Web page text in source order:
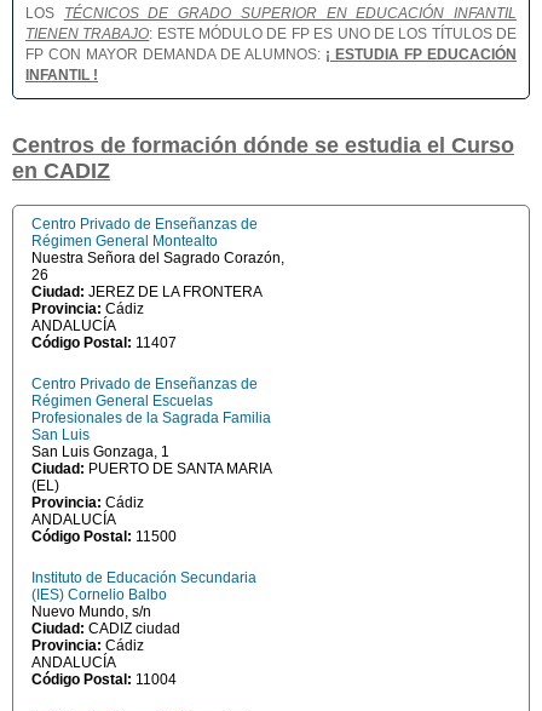
LOS TÉCNICOS DE GRADO SUPERIOR EN EDUCACIÓN INFANTIL
TIENEN TRABAJO: ESTE MÓDULO DE FP ES UNO DE LOS TÍTULOS DE
FP CON MAYOR DEMANDA DE ALUMNOS: ¡ ESTUDIA FP EDUCACIÓN
INFANTIL !
Centros de formación dónde se estudia el Curso
en CADIZ
Centro Privado de Enseñanzas de
Régimen General Montealto
Nuestra Señora del Sagrado Corazón,
26
Ciudad: JEREZ DE LA FRONTERA
Provincia: Cádiz
ANDALUCÍA
Código Postal: 11407
Centro Privado de Enseñanzas de
Régimen General Escuelas
Profesionales de la Sagrada Familia
San Luis
San Luis Gonzaga, 1
Ciudad: PUERTO DE SANTA MARIA
(EL)
Provincia: Cádiz
ANDALUCÍA
Código Postal: 11500
Instituto de Educación Secundaria
(IES) Cornelio Balbo
Nuevo Mundo, s/n
Ciudad: CADIZ ciudad
Provincia: Cádiz
ANDALUCÍA
Código Postal: 11004